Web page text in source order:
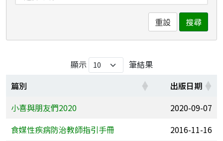
重設 搜尋
顯示
筆結果
篇別
出版日期
小喜與朋友們2020
2020-09-07
食媒性疾病防治教師指引手冊
2016-11-16